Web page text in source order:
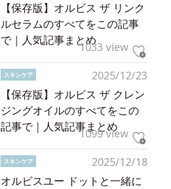
【保存版】オルビス ザ リンク
ルセラムのすべてをこの記事
で｜人気記事まとめ1033 view
2025/12/23
スキンケア
【保存版】オルビス ザ クレン
ジングオイルのすべてをこの
記事で｜人気記事まとめ
1099 view
2025/12/18
スキンケア
オルビスユー ドットと一緒に